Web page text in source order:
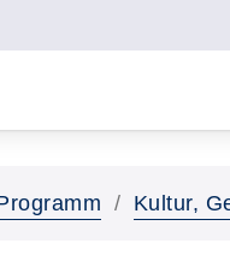
Kultur,